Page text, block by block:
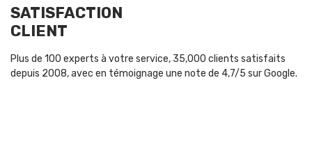
SATISFACTION
CLIENT
Plus de 100 experts à votre service, 35,000 clients satisfaits
depuis 2008, avec en témoignage une note de 4,7/5 sur Google.